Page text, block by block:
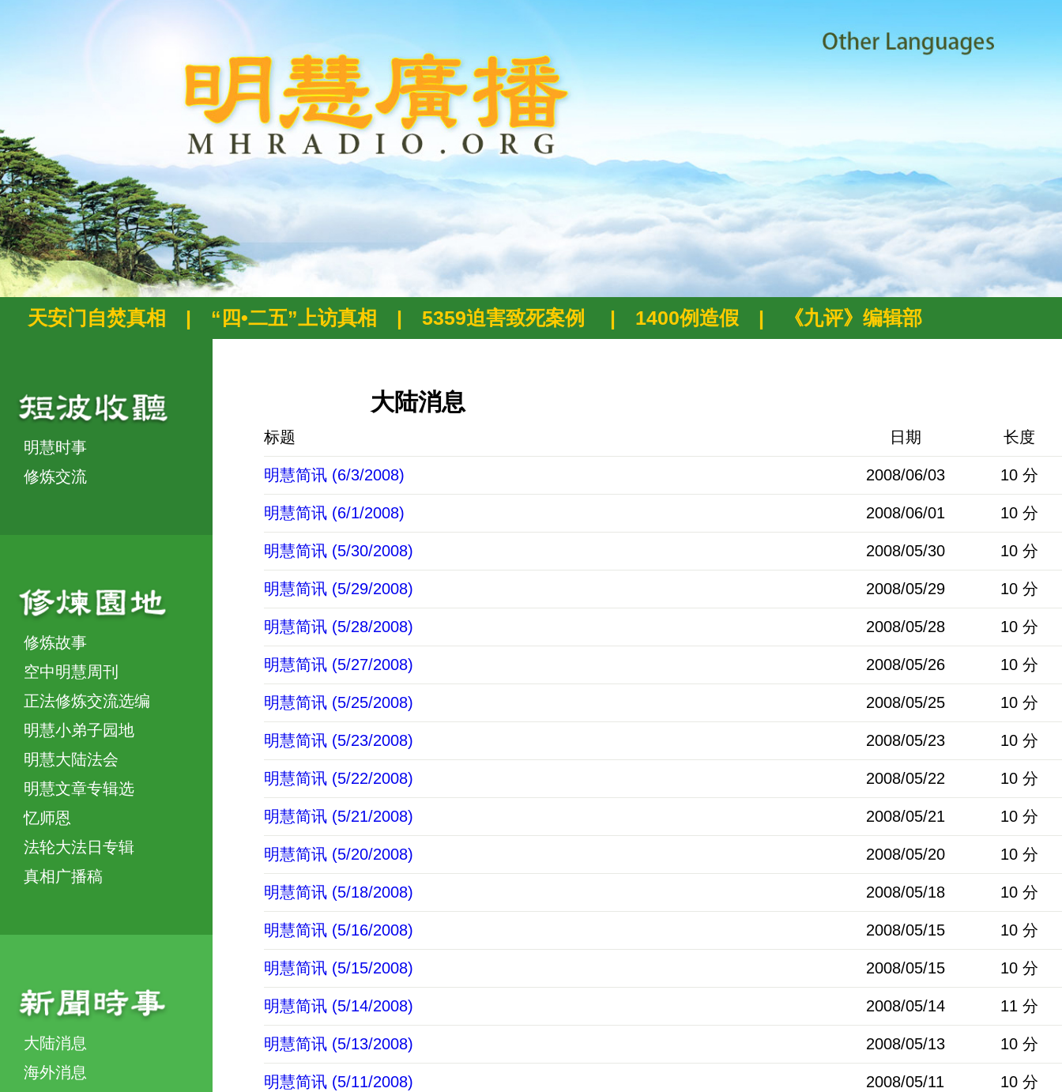
天安门自焚真相 | “四•二五”上访真相 | 5359迫害致死案例 | 1400例造假 | 《九评》编辑部
明慧时事
修炼交流
修炼故事
空中明慧周刊
正法修炼交流选编
明慧小弟子园地
明慧大陆法会
明慧文章专辑选
忆师恩
法轮大法日专辑
真相广播稿
大陆消息
海外消息
大陆消息
标题 日期 长度
明慧简讯 (6/3/2008) 2008/06/03 10 分
明慧简讯 (6/1/2008) 2008/06/01 10 分
明慧简讯 (5/30/2008) 2008/05/30 10 分
明慧简讯 (5/29/2008) 2008/05/29 10 分
明慧简讯 (5/28/2008) 2008/05/28 10 分
明慧简讯 (5/27/2008) 2008/05/26 10 分
明慧简讯 (5/25/2008) 2008/05/25 10 分
明慧简讯 (5/23/2008) 2008/05/23 10 分
明慧简讯 (5/22/2008) 2008/05/22 10 分
明慧简讯 (5/21/2008) 2008/05/21 10 分
明慧简讯 (5/20/2008) 2008/05/20 10 分
明慧简讯 (5/18/2008) 2008/05/18 10 分
明慧简讯 (5/16/2008) 2008/05/15 10 分
明慧简讯 (5/15/2008) 2008/05/15 10 分
明慧简讯 (5/14/2008) 2008/05/14 11 分
明慧简讯 (5/13/2008) 2008/05/13 10 分
明慧简讯 (5/11/2008) 2008/05/11 10 分